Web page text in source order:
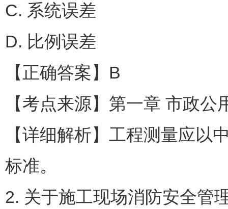
C. 系统误差
D. 比例误差
【正确答案】B
【考点来源】第一章 市政
【详细解析】工程测量应以
标准。
2. 关于施工现场消防安全管